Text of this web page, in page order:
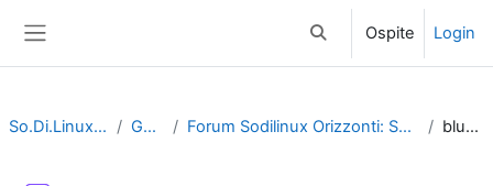
Attiva/disattiva input di
Ospite Login
So.Di.Linux Orizzonti General Forum Sodilinux Orizzonti: Segnalazione problemi bluetooth